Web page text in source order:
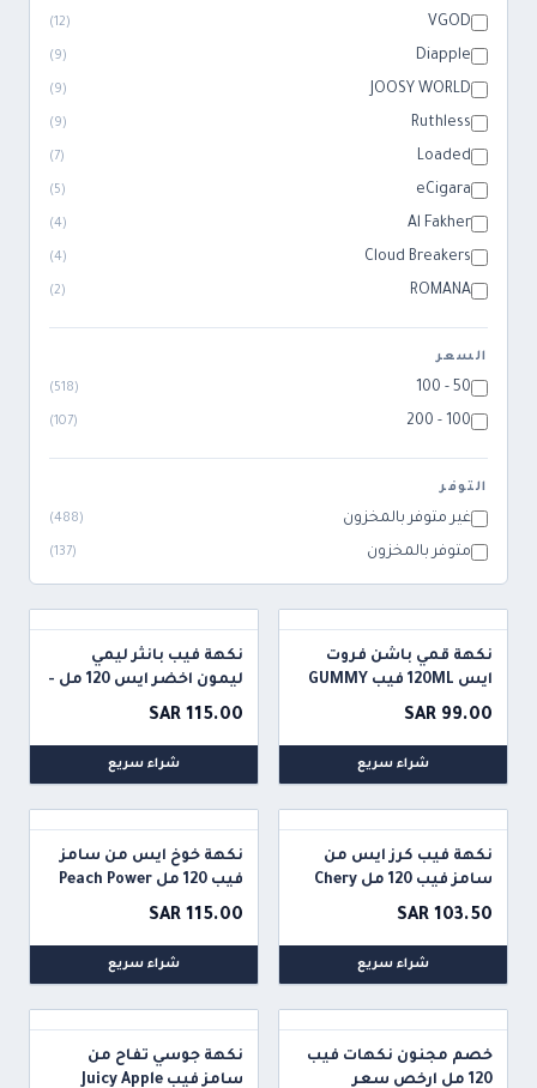
VGOD
(
12
)
Diapple
(
9
)
JOOSY WORLD
(
9
)
Ruthless
(
9
)
Loaded
(
7
)
eCigara
(
5
)
Al Fakher
(
4
)
Cloud Breakers
(
4
)
ROMANA
(
2
)
السعر
50 - 100
(
518
)
100 - 200
(
107
)
التوفر
غير متوفر بالمخزون (
488
)
متوفر بالمخزون (
137
)
نكهة قمي باشن فروت
ايس 120ML فيب GUMMY
PASSION FRUIT ICE
SAR 99.00
شراء سريع
نكهة فيب بانثر ليمي
ليمون اخضر ايس 120 مل -
THE PANTHER SERIES
SAR 115.00
شراء سريع
نكهة فيب كرز ايس من
سامز فيب 120 مل Chery
Smash Frozen Sams Vape
SAR 103.50
شراء سريع
نكهة خوخ ايس من سامز
فيب 120 مل Peach Power
Frozen Sams Vape
SAR 115.00
شراء سريع
خصم مجنون نكهات فيب
120 مل ارخص سعر
نكهة جوسي تفاح من
سامز فيب Juicy Apple